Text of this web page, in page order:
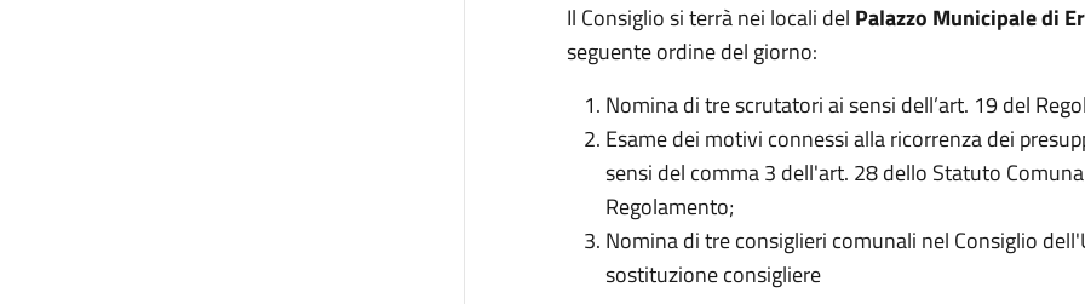
Il Consiglio si terrà nei locali del Palazzo Municipale di
seguente ordine del giorno:
Nomina di tre scrutatori ai sensi dell’art. 19 del
Esame dei motivi connessi alla ricorrenza dei
sensi del comma 3 dell'art. 28 dello Statuto
Regolamento;
Nomina di tre consiglieri comunali nel Consiglio
sostituzione consigliere